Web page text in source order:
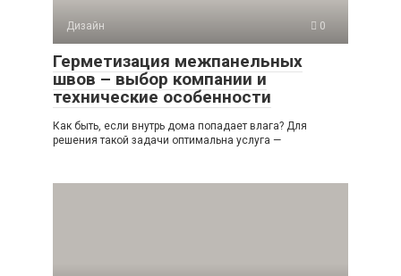
Дизайн 0
Герметизация межпанельных
швов – выбор компании и
технические особенности
Как быть, если внутрь дома попадает влага? Для
решения такой задачи оптимальна услуга —